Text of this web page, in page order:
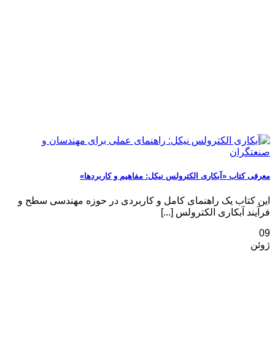
معرفی کتاب «آبکاری الکترولس نیکل: مفاهیم و کاربردها»
این کتاب یک راهنمای کامل و کاربردی در حوزه مهندسی سطح و
فرآیند آبکاری الکترولس [...]
09
ژوئن